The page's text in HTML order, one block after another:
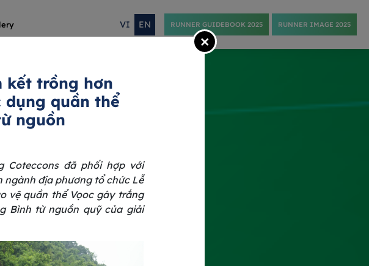
VI EN RUNNER GUIDEBOOK 2025 RUNNER IMAGE 2025
×
kết trồng hơn
dụng quần thể
nguồn
Coteccons đã phối hợp với
ngành địa phương tổ chức Lễ
vệ quần thể Vọoc gáy trắng
Bình từ nguồn quỹ của giải